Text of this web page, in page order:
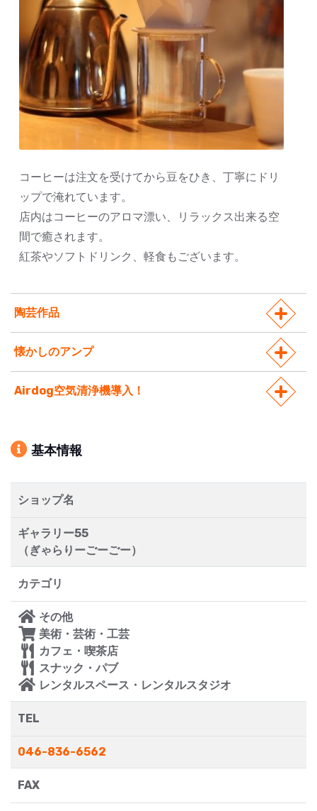
コーヒーは注文を受けてから豆をひき、丁寧にドリ
ップで淹れています。
店内はコーヒーのアロマ漂い、リラックス出来る空
間で癒されます。
紅茶やソフトドリンク、軽食もございます。
陶芸作品
懐かしのアンプ
Airdog空気清浄機導入！
基本情報
ショップ名
ギャラリー55
（ぎゃらりーごーごー）
カテゴリ
その他
美術・芸術・工芸
カフェ・喫茶店
スナック・パブ
レンタルスペース・レンタルスタジオ
TEL
046-836-6562
FAX